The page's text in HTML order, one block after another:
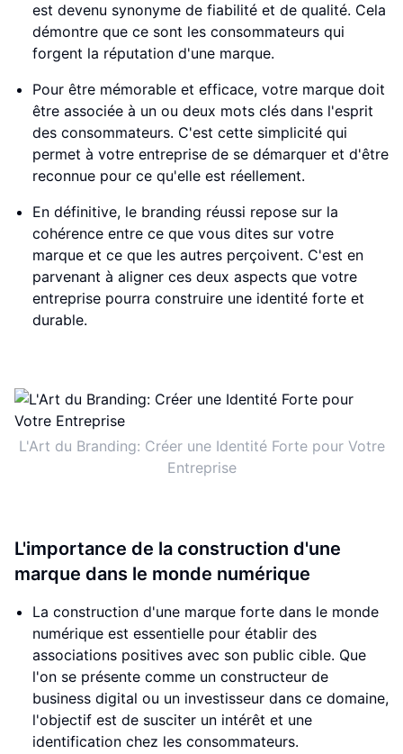
est devenu synonyme de fiabilité et de qualité. Cela
démontre que ce sont les consommateurs qui
forgent la réputation d'une marque.
Pour être mémorable et efficace, votre marque doit
être associée à un ou deux mots clés dans l'esprit
des consommateurs. C'est cette simplicité qui
permet à votre entreprise de se démarquer et d'être
reconnue pour ce qu'elle est réellement.
En définitive, le branding réussi repose sur la
cohérence entre ce que vous dites sur votre
marque et ce que les autres perçoivent. C'est en
parvenant à aligner ces deux aspects que votre
entreprise pourra construire une identité forte et
durable.
L'Art du Branding: Créer une Identité Forte pour Votre
Entreprise
L'importance de la construction d'une
marque dans le monde numérique
La construction d'une marque forte dans le monde
numérique est essentielle pour établir des
associations positives avec son public cible. Que
l'on se présente comme un constructeur de
business digital ou un investisseur dans ce domaine,
l'objectif est de susciter un intérêt et une
identification chez les consommateurs.